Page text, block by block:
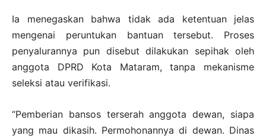
Ia menegaskan bahwa tidak ada ketentuan jelas
mengenai peruntukan bantuan tersebut. Proses
penyalurannya pun disebut dilakukan sepihak oleh
anggota DPRD Kota Mataram, tanpa mekanisme
seleksi atau verifikasi.
“Pemberian bansos terserah anggota dewan, siapa
yang mau dikasih. Permohonannya di dewan. Dinas